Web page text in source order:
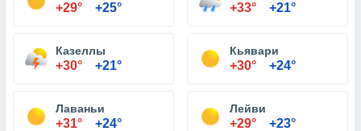
+29° +25° +33° +21°
Казеллы
+30° +21°
Кьявари
+30° +24°
Лаваньи
+31° +24°
Лейви
+29° +23°